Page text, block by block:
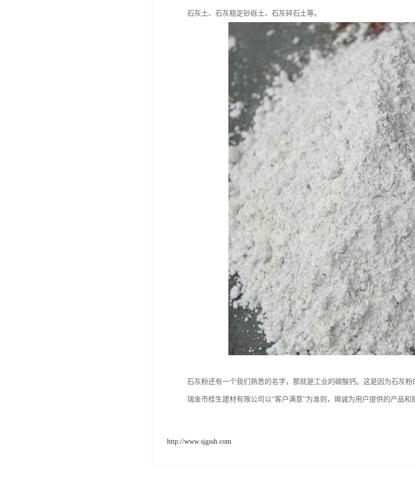
石灰土、石灰稳定砂砾土、石灰碎石土等。
石灰粉还有一个我们熟悉的名字，那就是工业的碳酸钙。这是因为石灰
瑞金市桂生建材有限公司以“客户满意”为准则，竭诚为用户提供的产品
http://www.sjgssh.com